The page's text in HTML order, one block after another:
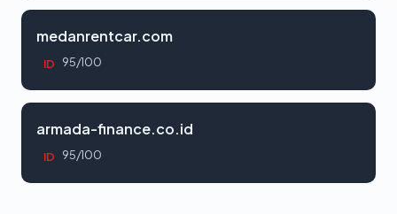
medanrentcar.com
ID 95/100
armada-finance.co.id
ID 95/100